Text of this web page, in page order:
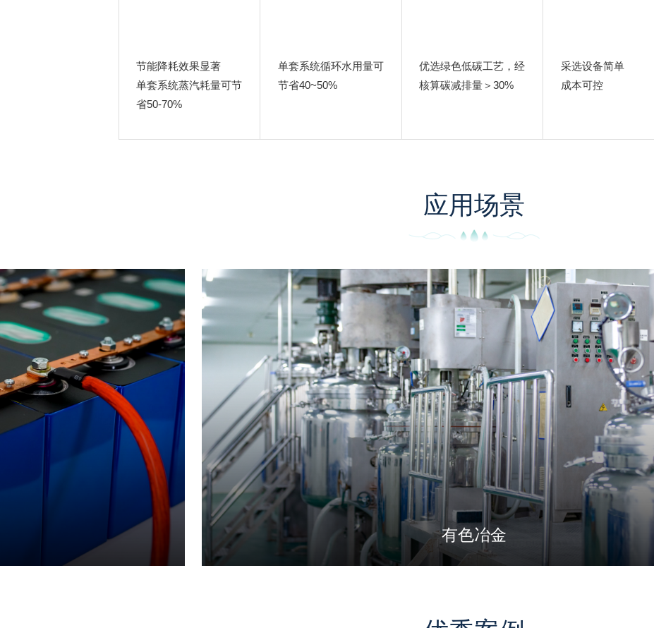
节能降耗效果显著
单套系统蒸汽耗量可节
省50-70%
单套系统循环水用量可
节省40~50%
优选绿色低碳工艺，经
核算碳减排量＞30%
采选设备简单
成本可控
应用场景
余热回收领域